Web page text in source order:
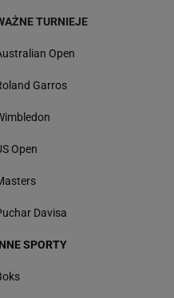
TURNIEJE
Open
Garros
Open
Davisa
SPORTY